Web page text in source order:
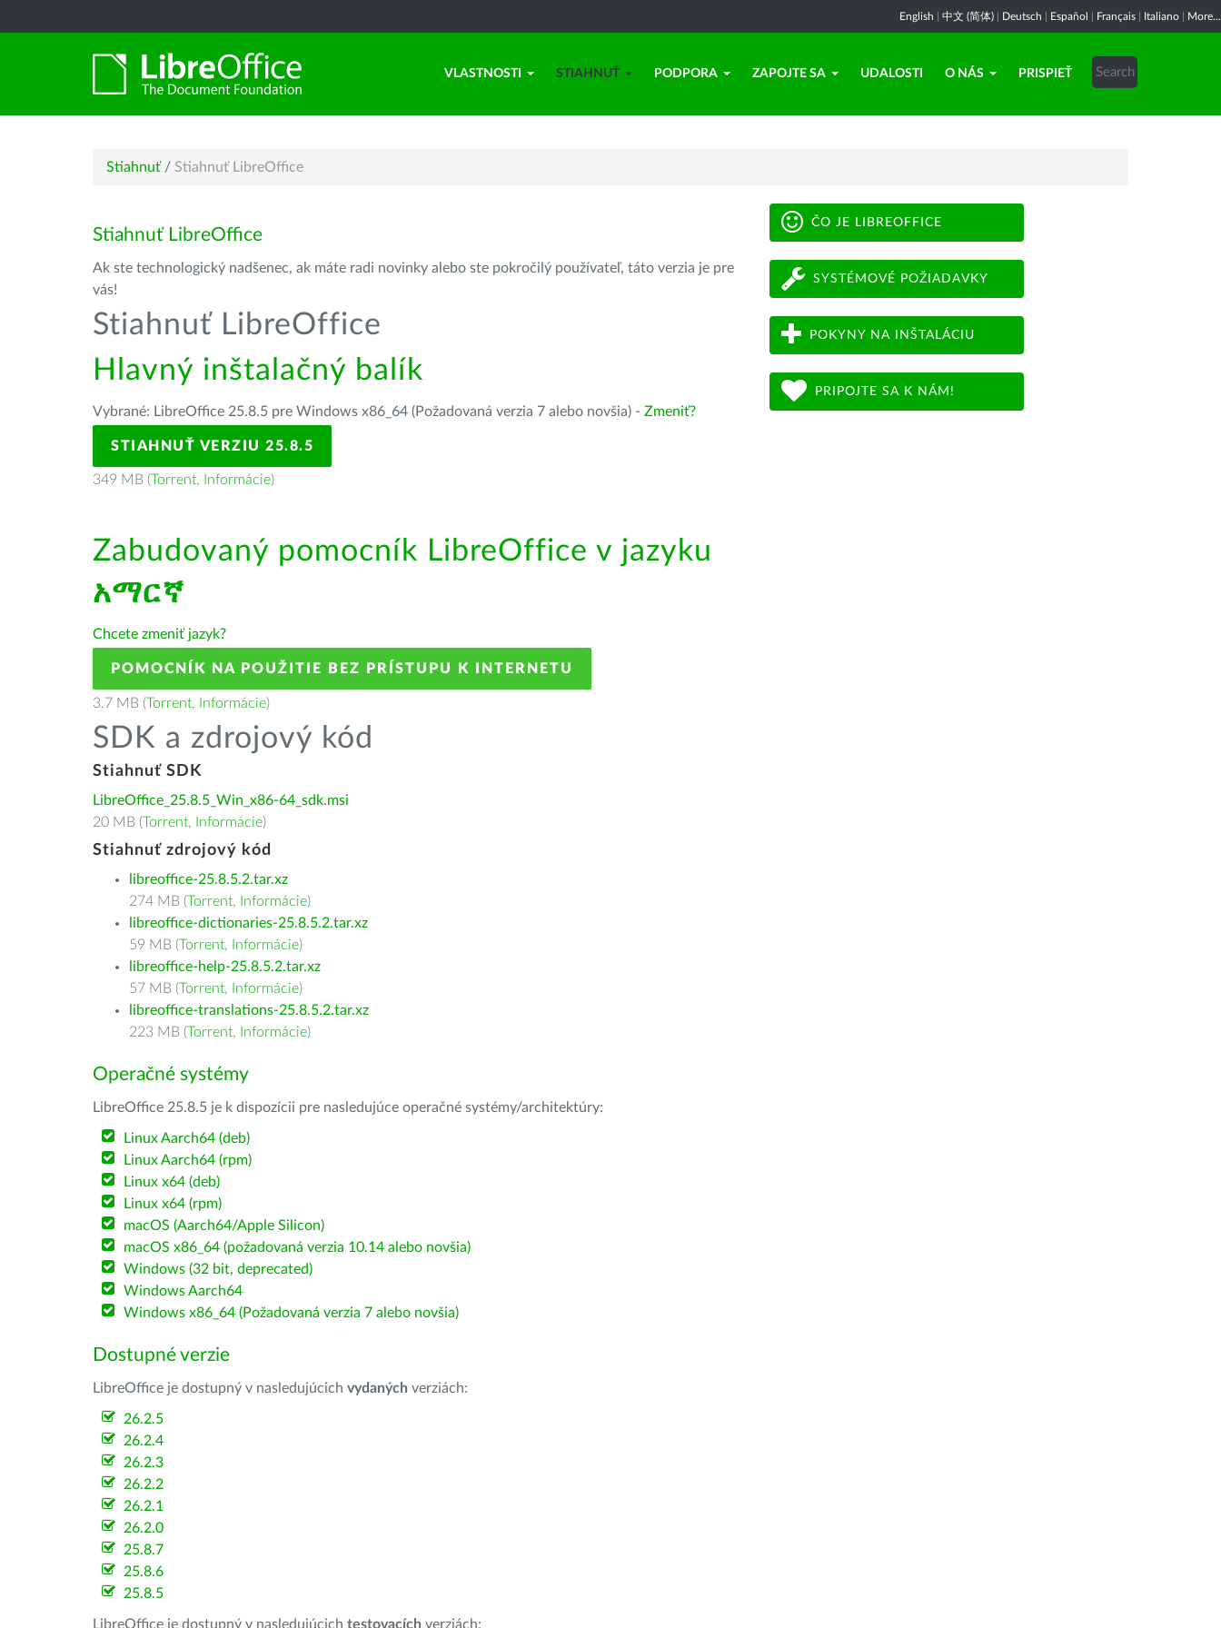
English 中文 (简体) Deutsch Español Français Italiano More...
VLASTNOSTI STIAHNUŤ PODPORA ZAPOJTE SA UDALOSTI O NÁS PRISPIEŤ
Stiahnuť / Stiahnuť LibreOffice
Stiahnuť LibreOffice
Ak ste technologický nadšenec, ak máte radi novinky alebo ste pokročilý používateľ, táto verzia je pre
vás!
Stiahnuť LibreOffice
Hlavný inštalačný balík
Vybrané: LibreOffice 25.8.5 pre Windows x86_64 (Požadovaná verzia 7 alebo novšia) - Zmeniť?
STIAHNUŤ VERZIU 25.8.5
349 MB (Torrent, Informácie)
Zabudovaný pomocník LibreOffice v jazyku
አማርኛ
Chcete zmeniť jazyk?
POMOCNÍK NA POUŽITIE BEZ PRÍSTUPU K INTERNETU
3.7 MB (Torrent, Informácie)
SDK a zdrojový kód
Stiahnuť SDK
LibreOffice_25.8.5_Win_x86-64_sdk.msi
20 MB (Torrent, Informácie)
Stiahnuť zdrojový kód
libreoffice-25.8.5.2.tar.xz
274 MB (Torrent, Informácie)
libreoffice-dictionaries-25.8.5.2.tar.xz
59 MB (Torrent, Informácie)
libreoffice-help-25.8.5.2.tar.xz
57 MB (Torrent, Informácie)
libreoffice-translations-25.8.5.2.tar.xz
223 MB (Torrent, Informácie)
Operačné systémy
LibreOffice 25.8.5 je k dispozícii pre nasledujúce operačné systémy/architektúry:
Linux Aarch64 (deb)
Linux Aarch64 (rpm)
Linux x64 (deb)
Linux x64 (rpm)
macOS (Aarch64/Apple Silicon)
macOS x86_64 (požadovaná verzia 10.14 alebo novšia)
Windows (32 bit, deprecated)
Windows Aarch64
Windows x86_64 (Požadovaná verzia 7 alebo novšia)
Dostupné verzie
LibreOffice je dostupný v nasledujúcich vydaných verziách:
26.2.5
26.2.4
26.2.3
26.2.2
26.2.1
26.2.0
25.8.7
25.8.6
25.8.5
LibreOffice je dostupný v nasledujúcich testovacích verziách:
ČO JE LIBREOFFICE
SYSTÉMOVÉ POŽIADAVKY
POKYNY NA INŠTALÁCIU
PRIPOJTE SA K NÁM!